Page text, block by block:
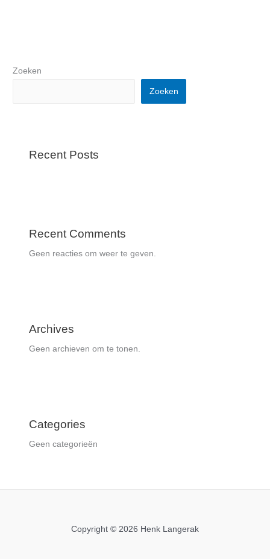
Zoeken
Zoeken
Recent Posts
Recent Comments
Geen reacties om weer te geven.
Archives
Geen archieven om te tonen.
Categories
Geen categorieën
Copyright © 2026 Henk Langerak